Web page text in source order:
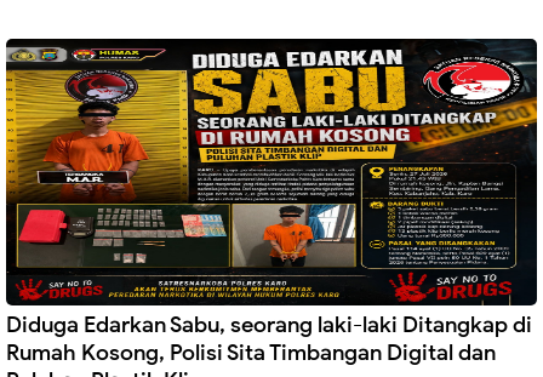
Diduga Edarkan Sabu, seorang laki-laki Ditangkap di
Rumah Kosong, Polisi Sita Timbangan Digital dan